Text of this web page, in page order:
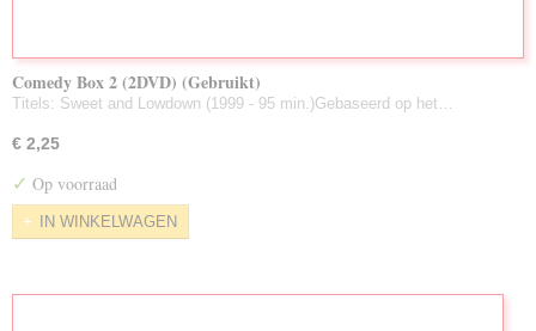
Comedy Box 2 (2DVD) (Gebruikt)
Titels: Sweet and Lowdown (1999 - 95 min.)Gebaseerd op het…
€ 2,25
✓ Op voorraad
IN WINKELWAGEN